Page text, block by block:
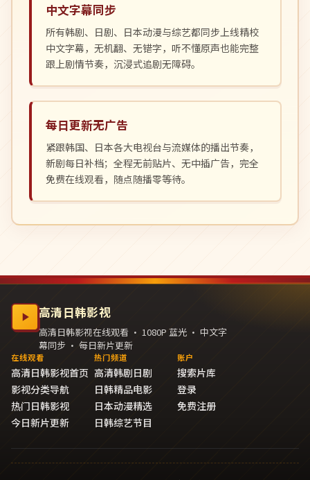
中文字幕同步
所有韩剧、日剧、日本动漫与综艺都同步上线精校
中文字幕，无机翻、无错字，听不懂原声也能完整
跟上剧情节奏，沉浸式追剧无障碍。
每日更新无广告
紧跟韩国、日本各大电视台与流媒体的播出节奏，
新剧每日补档；全程无前贴片、无中插广告，完全
免费在线观看，随点随播零等待。
高清日韩影视
高清日韩影视在线观看 · 1080P 蓝光 · 中文字
幕同步 · 每日新片更新
在线观看
高清日韩影视首页
影视分类导航
热门日韩影视
今日新片更新
热门频道
高清韩剧日剧
日韩精品电影
日本动漫精选
日韩综艺节目
账户
搜索片库
登录
免费注册